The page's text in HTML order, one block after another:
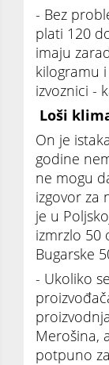
- Bez
plati 120
imaju
kilogramu
izvoznici -
Loši
On je
godine
ne mogu
izgovor za
je u
izmrzlo 50
Bugarske
- Ukoliko
Merošina,
potpuno